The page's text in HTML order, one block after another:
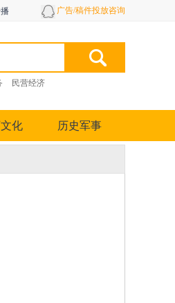
广告/稿件投放咨询
民营经济
化 历史军事